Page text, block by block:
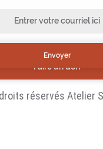
Faire un don
réservés Atelier
Envoyer